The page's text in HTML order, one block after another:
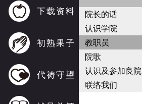
下载资料
初熟果子
代祷守望
院长的话
认识学院
教职员
院歌
认识及参加良院
联络我们